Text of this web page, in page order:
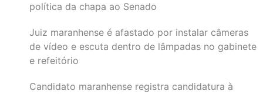
política da chapa ao Senado
Juiz maranhense é afastado por instalar câmeras
de vídeo e escuta dentro de lâmpadas no gabinete
e refeitório
Candidato maranhense registra candidatura à